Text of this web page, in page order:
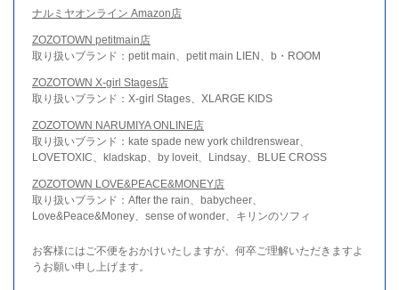
ナルミヤオンライン Amazon店
ZOZOTOWN petitmain店
取り扱いブランド：petit main、petit main LIEN、b・ROOM
ZOZOTOWN X-girl Stages店
取り扱いブランド：X-girl Stages、XLARGE KIDS
ZOZOTOWN NARUMIYA ONLINE店
取り扱いブランド：kate spade new york childrenswear、
LOVETOXIC、kladskap、by loveit、Lindsay、BLUE CROSS
ZOZOTOWN LOVE&PEACE&MONEY店
取り扱いブランド：After the rain、babycheer、
Love&Peace&Money、sense of wonder、キリンのソフィ
お客様にはご不便をおかけいたしますが、何卒ご理解いただきますよ
うお願い申し上げます。